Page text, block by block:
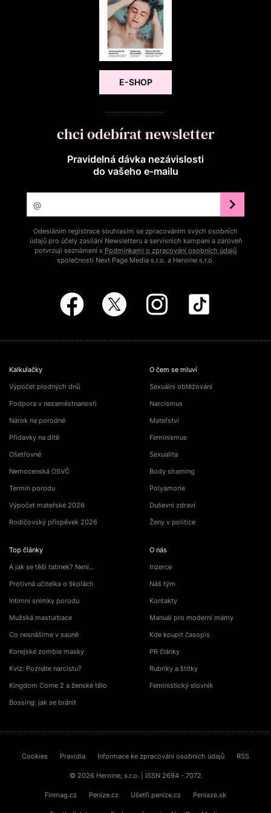
E-SHOP
chci odebírat newsletter
Pravidelná dávka nezávislosti
do vašeho e‑mailu
Odesláním registrace souhlasím se zpracováním svých osobních
údajů pro účely zasílání Newsletteru a servisních kampaní a zároveň
potvrzuji seznámení s Podmínkami o zpracování osobních údajů
společností Next Page Media s.r.o. a Heroine s.r.o.
Kalkulačky
Výpočet plodných dnů
Podpora v nezaměstnanosti
Nárok na porodné
Přídavky na dítě
Ošetřovné
Nemocenská OSVČ
Termín porodu
Výpočet mateřské 2026
Rodičovský příspěvek 2026
Top články
A jak se těší tatínek? Není…
Protivná učitelka o školách
Intimní snímky porodu
Mužská masturbace
Co nesnášíme v sauně
Korejské zombie masky
Kvíz: Poznáte narcistu?
Kingdom Come 2 a ženské tělo
Bossing: jak se bránit
O čem se mluví
Sexuální obtěžování
Narcismus
Mateřství
Feminismus
Sexualita
Body shaming
Polyamorie
Duševní zdraví
Ženy v politice
O nás
Inzerce
Náš tým
Kontakty
Manuál pro moderní mámy
Kde koupit časopis
PR články
Rubriky a štítky
Feministický slovník
Cookies Pravidla Informace ke zpracování osobních údajů RSS
© 2026 Heroine, s.r.o. | ISSN 2694 - 7072
Finmag.cz Peníze.cz Ušetři.peníze.cz Peniaze.sk